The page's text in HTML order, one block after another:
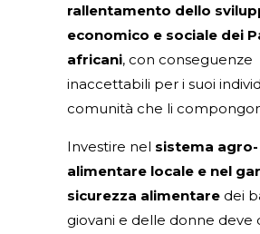
rallentamento dello
economico e sociale dei
africani, con conseguenze
inaccettabili per i suoi
comunità che li
Investire nel sistema agro-
alimentare locale e nel
sicurezza alimentare dei
giovani e delle donne deve